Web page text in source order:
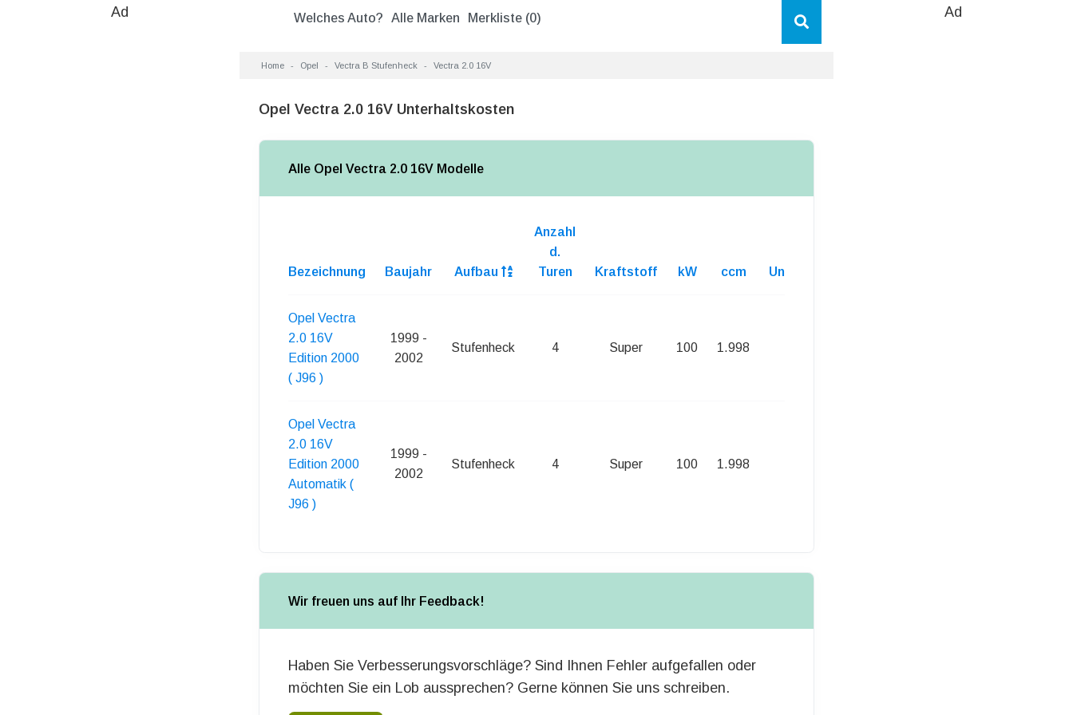
Welches Auto? Alle Marken Merkliste (0)
Ad Ad
Home Opel Vectra B Stufenheck Vectra 2.0 16V
Opel Vectra 2.0 16V Unterhaltskosten
Alle Opel Vectra 2.0 16V Modelle
Bezeichnung Baujahr Aufbau
Anzahl
d.
Turen
Kraftstoff kW ccm Unterhaltskosten
Opel Vectra
2.0 16V
Edition 2000
( J96 )
1999 -
2002
Stufenheck 4 Super 100 1.998
Opel Vectra
2.0 16V
Edition 2000
Automatik (
J96 )
1999 -
2002
Stufenheck 4 Super 100 1.998
Wir freuen uns auf Ihr Feedback!
Haben Sie Verbesserungsvorschläge? Sind Ihnen Fehler aufgefallen oder
möchten Sie ein Lob aussprechen? Gerne können Sie uns schreiben.